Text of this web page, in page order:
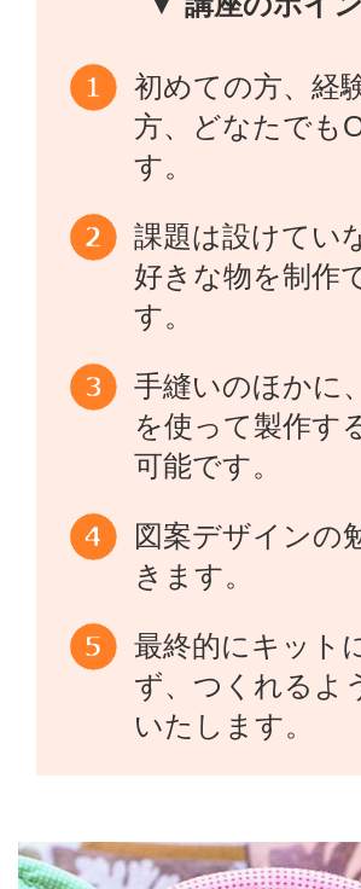
初めての方、経
方、どなたでも
す。
課題は設けてい
好きな物を制作
す。
手縫いのほかに
を使って製作す
可能です。
図案デザインの
きます。
最終的にキット
ず、つくれるよ
いたします。